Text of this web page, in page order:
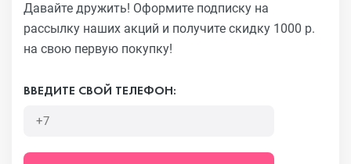
Давайте дружить! Оформите подписку на
рассылку наших акций и получите скидку 1000 р.
на свою первую покупку!
ВВЕДИТЕ СВОЙ ТЕЛЕФОН: